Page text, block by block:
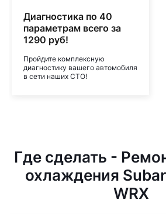
Диагностика по 40
параметрам всего за
1290 руб!
Пройдите комплексную
диагностику вашего автомобиля
в сети наших СТО!
Где сделать -
охлаждения
WRX